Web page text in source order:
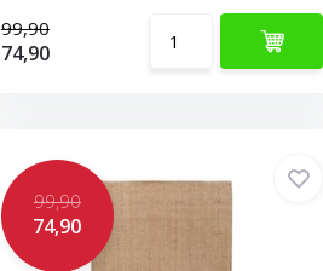
99,90
74,90
99,90
74,90